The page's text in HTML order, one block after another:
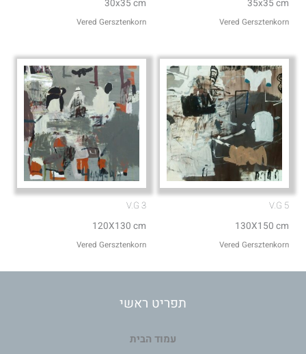
35x35 cm
Vered Gersztenkorn
30x35 cm
Vered Gersztenkorn
V.G 5
130X150 cm
Vered Gersztenkorn
V.G 3
120X130 cm
Vered Gersztenkorn
תפריט ראשי
עמוד הבית